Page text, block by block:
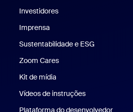
Investidores
Imprensa
Sustentabilidade e ESG
Zoom Cares
Kit de mídia
Vídeos de instruções